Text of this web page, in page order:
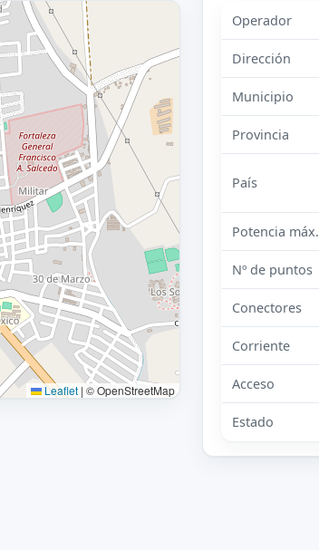
Leaflet | © OpenStreetMap
Operador
Dirección
Municipio
Provincia
País
Potencia máx.
Nº de puntos
Conectores
Corriente
Acceso
Estado